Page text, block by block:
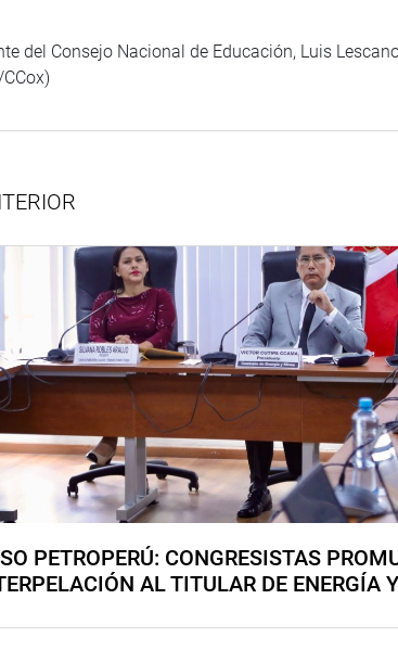
del Consejo Nacional de Educación, Luis
PETROPERÚ: CONGRESISTAS
AL TITULAR DE ENERGÍA